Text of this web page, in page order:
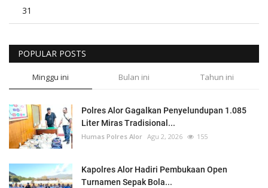
31
POPULAR POSTS
Minggu ini Bulan ini Tahun ini
Polres Alor Gagalkan Penyelundupan 1.085
Liter Miras Tradisional...
Humas Polres Alor Agu 2, 2026 155
Kapolres Alor Hadiri Pembukaan Open
Turnamen Sepak Bola...